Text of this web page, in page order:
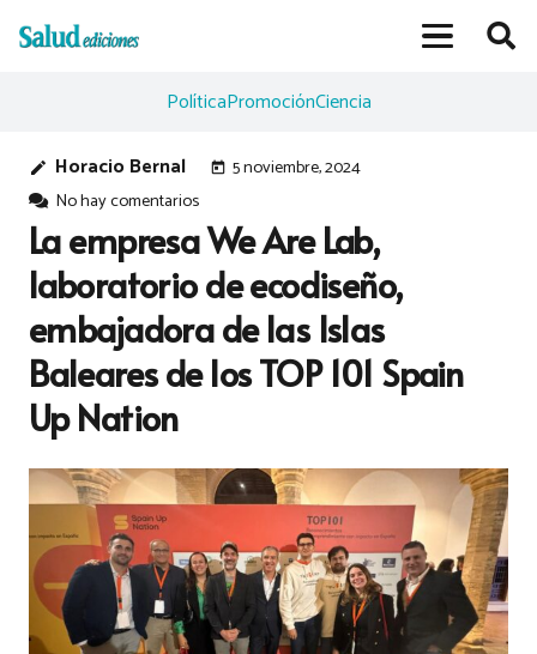
PolíticaPromociónCiencia
edit Horacio Bernal today 5 noviembre, 2024
No hay comentarios
La empresa We Are Lab,
laboratorio de ecodiseño,
embajadora de las Islas
Baleares de los TOP 101 Spain
Up Nation